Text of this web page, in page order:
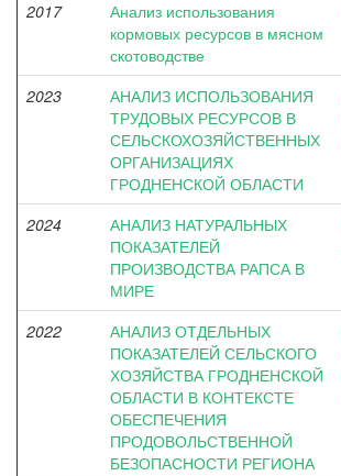
2017
Анализ использования
кормовых ресурсов в мясном
скотоводстве
2023
АНАЛИЗ ИСПОЛЬЗОВАНИЯ
ТРУДОВЫХ РЕСУРСОВ В
СЕЛЬСКОХОЗЯЙСТВЕННЫХ
ОРГАНИЗАЦИЯХ
ГРОДНЕНСКОЙ ОБЛАСТИ
2024
АНАЛИЗ НАТУРАЛЬНЫХ
ПОКАЗАТЕЛЕЙ
ПРОИЗВОДСТВА РАПСА В
МИРЕ
2022
АНАЛИЗ ОТДЕЛЬНЫХ
ПОКАЗАТЕЛЕЙ СЕЛЬСКОГО
ХОЗЯЙСТВА ГРОДНЕНСКОЙ
ОБЛАСТИ В КОНТЕКСТЕ
ОБЕСПЕЧЕНИЯ
ПРОДОВОЛЬСТВЕННОЙ
БЕЗОПАСНОСТИ РЕГИОНА